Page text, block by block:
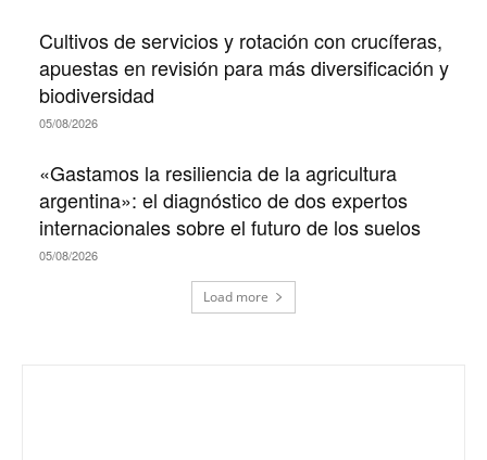
Cultivos de servicios y rotación con crucíferas,
apuestas en revisión para más diversificación y
biodiversidad
05/08/2026
«Gastamos la resiliencia de la agricultura
argentina»: el diagnóstico de dos expertos
internacionales sobre el futuro de los suelos
05/08/2026
Load more